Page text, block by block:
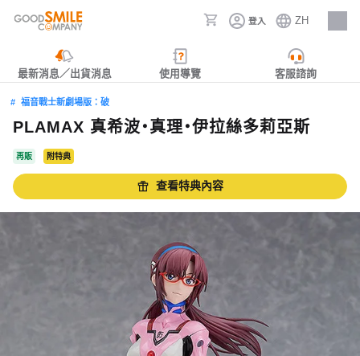
登入 ZH
人才招募
最新消息／出貨消息 使用導覽 客服諮詢
福音戰士新劇場版：破
PLAMAX 真希波‧真理‧伊拉絲多莉亞斯
再販 附特典
查看特典內容